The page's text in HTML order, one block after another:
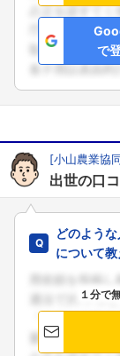
で
[小山農業協
出世の口
どのよう
について教
１分で